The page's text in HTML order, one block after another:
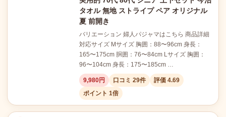
タオル 無地 ストライプ ペア オリジナル
夏 前開き
バリエーション 婦人パジャマはこちら 商品詳細
対応サイズ Mサイズ 胸囲：88〜96cm 身長：
165〜175cm 胴囲：76〜84cm Lサイズ 胸囲：
96〜104cm 身長：175〜185cm …
9,980円 口コミ 29件
評価 4.69
ポイント 1倍